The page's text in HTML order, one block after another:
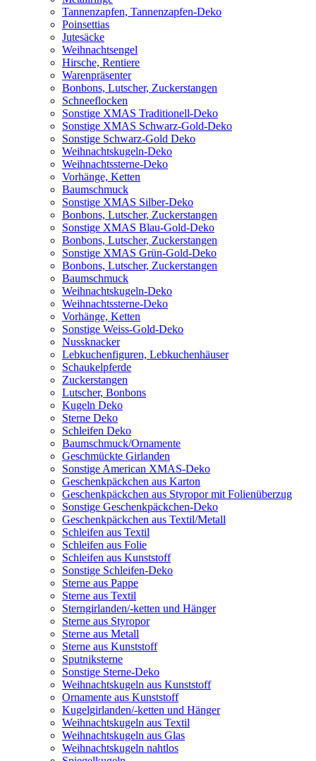
Tannenzapfen, Tannenzapfen-Deko
Poinsettias
Jutesäcke
Weihnachtsengel
Hirsche, Rentiere
Warenpräsenter
Bonbons, Lutscher, Zuckerstangen
Schneeflocken
Sonstige XMAS Traditionell-Deko
Sonstige XMAS Schwarz-Gold-Deko
Sonstige Schwarz-Gold Deko
Weihnachtskugeln-Deko
Weihnachtssterne-Deko
Vorhänge, Ketten
Baumschmuck
Sonstige XMAS Silber-Deko
Bonbons, Lutscher, Zuckerstangen
Sonstige XMAS Blau-Gold-Deko
Bonbons, Lutscher, Zuckerstangen
Sonstige XMAS Grün-Gold-Deko
Bonbons, Lutscher, Zuckerstangen
Baumschmuck
Weihnachtskugeln-Deko
Weihnachtssterne-Deko
Vorhänge, Ketten
Sonstige Weiss-Gold-Deko
Nussknacker
Lebkuchenfiguren, Lebkuchenhäuser
Schaukelpferde
Zuckerstangen
Lutscher, Bonbons
Kugeln Deko
Sterne Deko
Schleifen Deko
Baumschmuck/Ornamente
Geschmückte Girlanden
Sonstige American XMAS-Deko
Geschenkpäckchen aus Karton
Geschenkpäckchen aus Styropor mit Folienüberzug
Sonstige Geschenkpäckchen-Deko
Geschenkpäckchen aus Textil/Metall
Schleifen aus Textil
Schleifen aus Folie
Schleifen aus Kunststoff
Sonstige Schleifen-Deko
Sterne aus Pappe
Sterne aus Textil
Sterngirlanden/-ketten und Hänger
Sterne aus Styropor
Sterne aus Metall
Sterne aus Kunststoff
Sputniksterne
Sonstige Sterne-Deko
Weihnachtskugeln aus Kunststoff
Ornamente aus Kunststoff
Kugelgirlanden/-ketten und Hänger
Weihnachtskugeln aus Textil
Weihnachtskugeln aus Glas
Weihnachtskugeln nahtlos